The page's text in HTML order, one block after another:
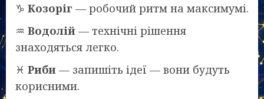
♑ Козоріг — робочий ритм на максимумі.
♒ Водолій — технічні рішення
знаходяться легко.
♓ Риби — запишіть ідеї — вони будуть
корисними.